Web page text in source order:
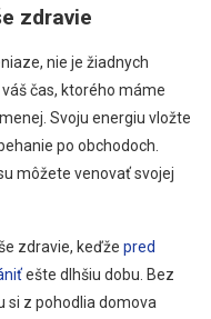
zdravie
nie je žiadnych
čas, ktorého máme
Svoju energiu vložte
po obchodoch.
môžete venovať svojej
zdravie, keďže pred
ešte dlhšiu dobu. Bez
si z pohodlia domova